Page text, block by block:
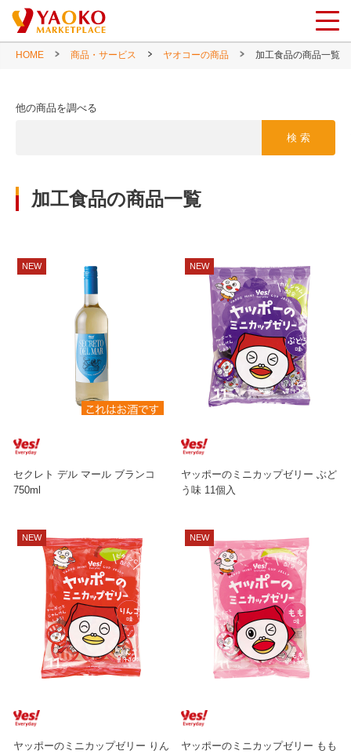
HOME 商品・サービス ヤオコーの商品 加工食品の商品一覧
他の商品を調べる
検 索
加工食品の商品一覧
セクレト デル マール ブランコ
750ml
ヤッポーのミニカップゼリー ぶど
う味 11個入
ヤッポーのミニカップゼリー りん
ヤッポーのミニカップゼリー もも